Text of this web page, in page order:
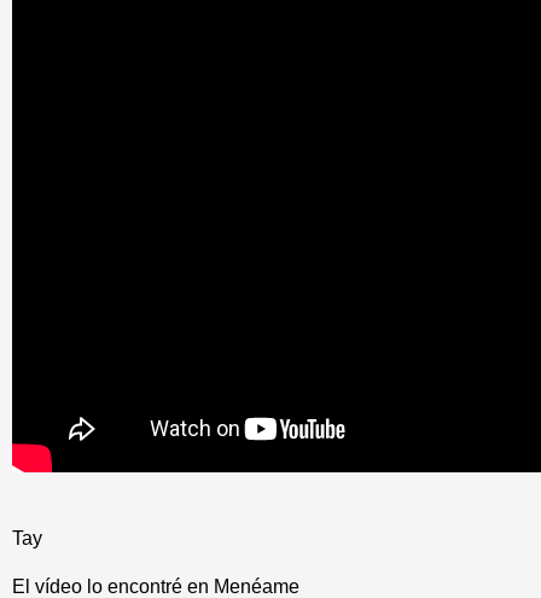
Tay
El vídeo lo encontré en Menéame